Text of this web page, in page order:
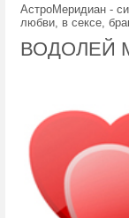
АстроМеридиан -
любви, в сексе,
ВОДОЛЕЙ